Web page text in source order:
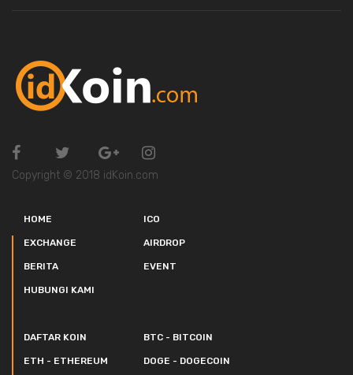
Copyright © 2018 idKoin.com
HOME ICO
EXCHANGE AIRDROP
BERITA EVENT
HUBUNGI KAMI
DAFTAR KOIN BTC - BITCOIN
ETH - ETHEREUM DOGE - DOGECOIN